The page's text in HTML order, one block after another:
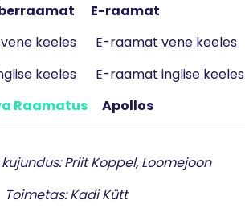
E-raamat
keeles E-raamat vene keeles
keeles E-raamat inglise keeles
Raamatus
Apollos
Priit Koppel, Loomejoon
Toimetas: Kadi Kütt